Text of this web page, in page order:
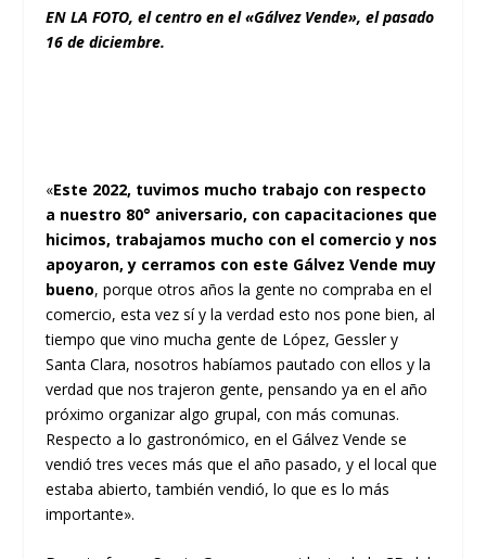
EN LA FOTO, el centro en el «Gálvez Vende», el pasado
16 de diciembre.
«Este 2022, tuvimos mucho trabajo con respecto
a nuestro 80° aniversario, con capacitaciones que
hicimos, trabajamos mucho con el comercio y nos
apoyaron, y cerramos con este Gálvez Vende muy
bueno, porque otros años la gente no compraba en el
comercio, esta vez sí y la verdad esto nos pone bien, al
tiempo que vino mucha gente de López, Gessler y
Santa Clara, nosotros habíamos pautado con ellos y la
verdad que nos trajeron gente, pensando ya en el año
próximo organizar algo grupal, con más comunas.
Respecto a lo gastronómico, en el Gálvez Vende se
vendió tres veces más que el año pasado, y el local que
estaba abierto, también vendió, lo que es lo más
importante».